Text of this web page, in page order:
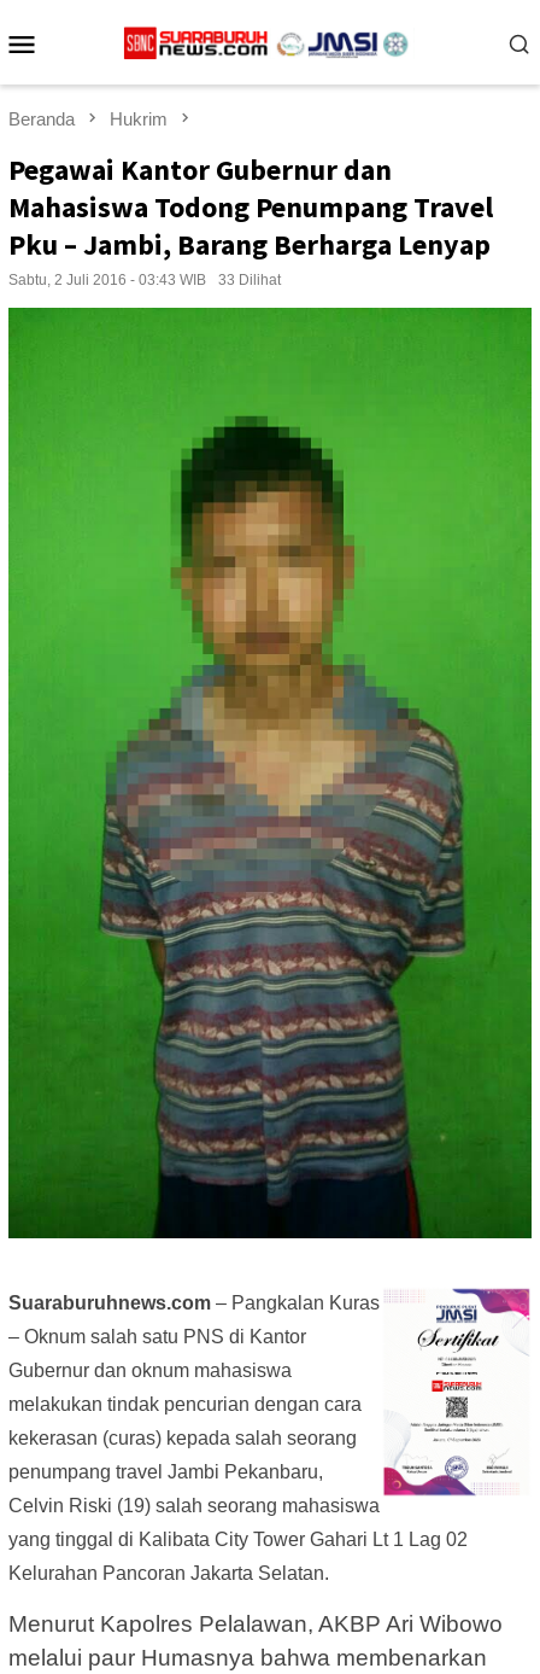
ke
Beranda Hukrim
Pegawai Kantor Gubernur dan
Mahasiswa Todong Penumpang Travel
Pku – Jambi, Barang Berharga Lenyap
Sabtu, 2 Juli 2016 - 03:43 WIB 33 Dilihat
Suaraburuhnews.com – Pangkalan Kuras
– Oknum salah satu PNS di Kantor
Gubernur dan oknum mahasiswa
melakukan tindak pencurian dengan cara
kekerasan (curas) kepada salah seorang
penumpang travel Jambi Pekanbaru,
Celvin Riski (19) salah seorang mahasiswa
yang tinggal di Kalibata City Tower Gahari Lt 1 Lag 02
Kelurahan Pancoran Jakarta Selatan.
Menurut Kapolres Pelalawan, AKBP Ari Wibowo
melalui paur Humasnya bahwa membenarkan